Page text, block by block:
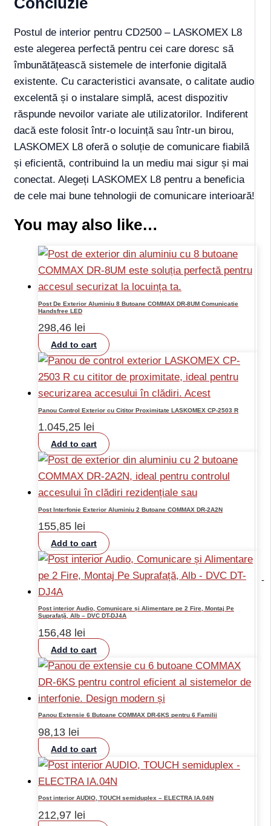
-
Postul de interior pentru CD2500 – LASKOMEX L8
este alegerea perfectă pentru cei care doresc să
îmbunătățească sistemele de interfonie digitală
existente. Cu caracteristici avansate, o calitate audio
excelentă și o instalare simplă, acest dispozitiv
răspunde nevoilor variate ale utilizatorilor. Indiferent
dacă este folosit într-o locuință sau într-un birou,
LASKOMEX L8 oferă o soluție de comunicare fiabilă
și eficientă, contribuind la un mediu mai sigur și mai
conectat. Alegeți LASKOMEX L8 pentru a beneficia
de cele mai bune tehnologii de comunicare interioară!
You may also like…
Post De Exterior Aluminiu 8 Butoane COMMAX DR-8UM Comunicatie
Handsfree LED
298,46 lei
Add to cart
Panou Control Exterior cu Cititor Proximitate LASKOMEX CP-2503 R
1.045,25 lei
Add to cart
Post Interfonie Exterior Aluminiu 2 Butoane COMMAX DR-2A2N
155,85 lei
Add to cart
Post interior Audio, Comunicare și Alimentare pe 2 Fire, Montaj Pe
Suprafață, Alb – DVC DT-DJ4A
156,48 lei
Add to cart
Panou Extensie 6 Butoane COMMAX DR-6KS pentru 6 Familii
98,13 lei
Add to cart
Post interior AUDIO, TOUCH semiduplex – ELECTRA IA.04N
212,97 lei